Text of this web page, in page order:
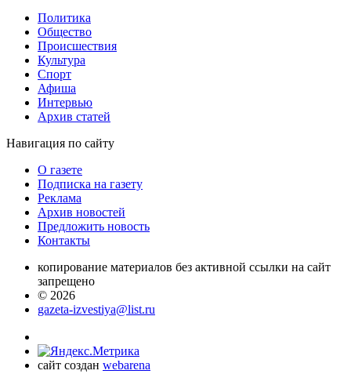
Политика
Общество
Проиcшествия
Культура
Спорт
Афиша
Интервью
Архив статей
Навигация по сайту
О газете
Подписка на газету
Реклама
Архив новостей
Предложить новость
Контакты
копирование материалов без активной ссылки на сайт
запрещено
© 2026
gazeta-izvestiya@list.ru
сайт создан webarena